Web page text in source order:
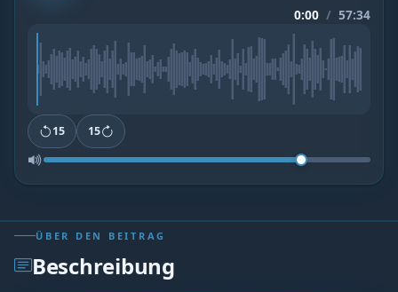
0:00 / 57:34
15 15
ÜBER DEN BEITRAG
Beschreibung